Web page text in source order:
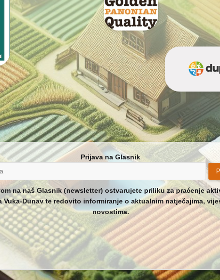
Prijava na Glasnik
na naš Glasnik (newsletter) ostvarujete priliku za praćenje
Vuka-Dunav te redovito informiranje o aktualnim natječajima,
novostima.